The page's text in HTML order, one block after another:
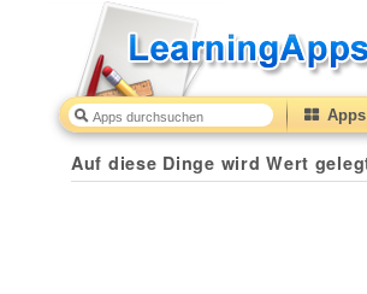
Auf diese Dinge wird Wert
(from to 50)